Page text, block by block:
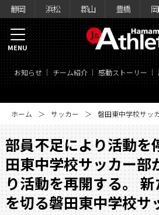
静岡 浜松 郡山 豊橋
お知らせ チーム紹介 感動ストーリー
MENU
ホーム サッカー 磐田東中学校サッ
部員不足により活動を
田東中学校サッカー部
り活動を再開する。
を切る磐田東中学校サ